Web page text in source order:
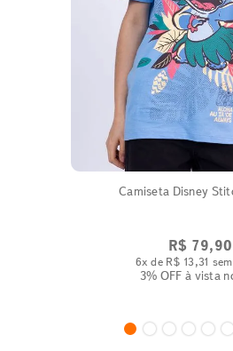
Camiseta Disney
R$ 79,90
6x de R$ 13 ,31
3% OFF à vista